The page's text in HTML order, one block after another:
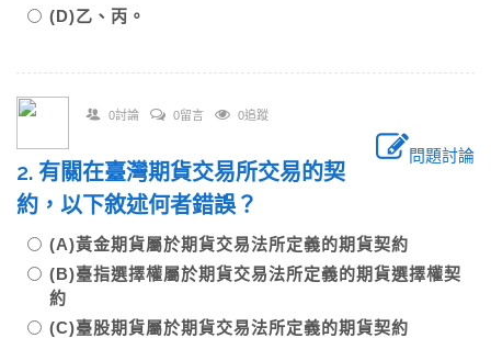
(D)乙、丙。
0討論 0留言 0追蹤
問題討論
2. 有關在臺灣期貨交易所交易的契
約，以下敘述何者錯誤？
(A)黃金期貨屬於期貨交易法所定義的期貨契約
(B)臺指選擇權屬於期貨交易法所定義的期貨選擇權契
約
(C)臺股期貨屬於期貨交易法所定義的期貨契約